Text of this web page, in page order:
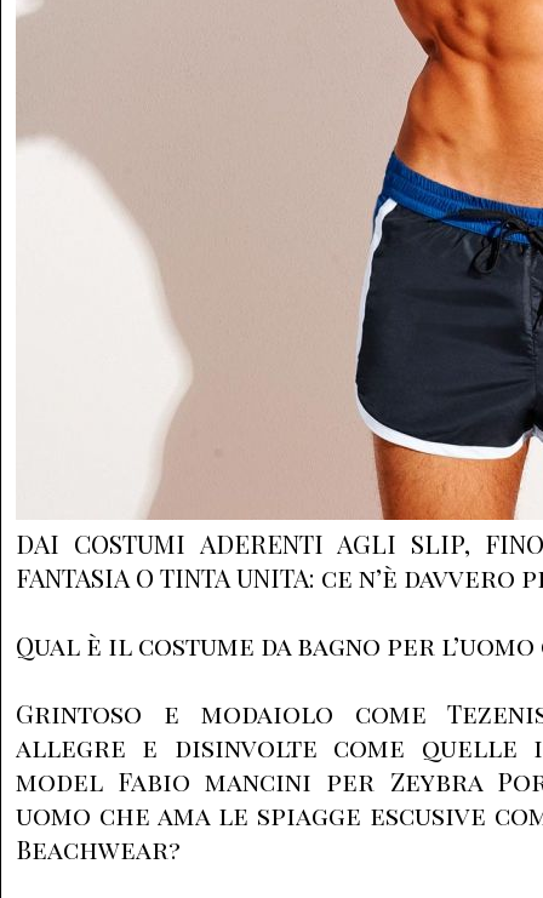
DAI COSTUMI ADERENTI AGLI SLIP,
FANTASIA O TINTA UNITA: ce n’è
Qual è il costume da bagno per
Grintoso e modaiolo come
allegre e disinvolte come quelle
model Fabio mancini per Zeybra
uomo che ama le spiagge escusive
Beachwear?